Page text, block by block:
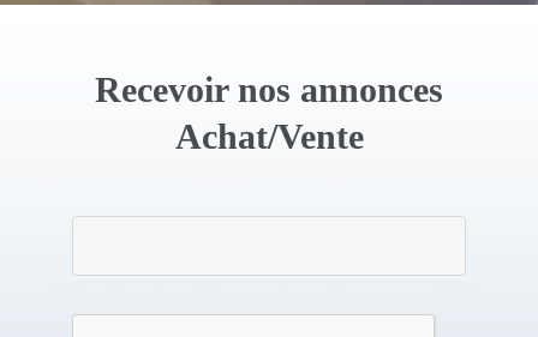
Recevoir nos annonces
Achat/Vente